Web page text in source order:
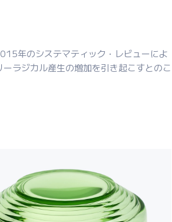
年のシステマティック・レビューによ
ラジカル産生の増加を引き起こすとのこ